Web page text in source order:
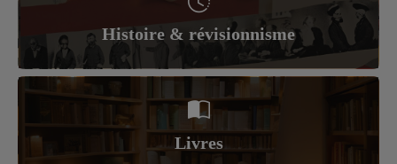
Histoire & révisionnisme
Livres